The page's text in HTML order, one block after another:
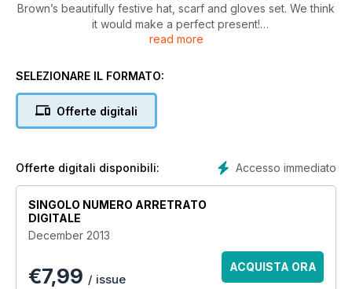
Brown’s beautifully festive hat, scarf and gloves set. We think
it would make a perfect present!
up in a quick knit from our fun party set? There's something
Knitting groups are popping up all over the world, and our
the UK.
designer Ros Badger about her lovely life in craft.
read more
SELEZIONARE IL FORMATO:
Offerte digitali
Accesso immediato
Offerte digitali disponibili:
SINGOLO NUMERO ARRETRATO
DIGITALE
December 2013
€7,99 / issue
ACQUISTA ORA